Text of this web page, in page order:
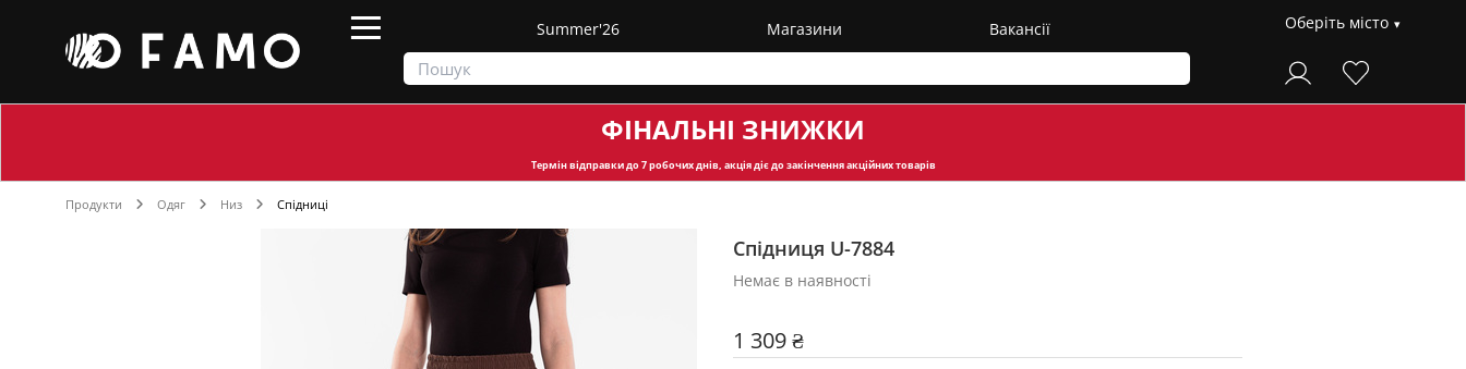
Summer'26 Магазини Вакансії Оберіть місто
ФІНАЛЬНІ ЗНИЖКИ
Термін відправкидо 7 робочих днів, акція діє до закінчення акційних товарів
Продукти Одяг Низ Спідниці
Спідниця U-7884
Немає в наявності
1 309 ₴